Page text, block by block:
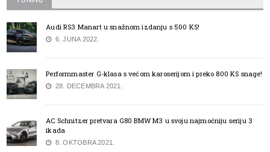
Audi RS3 Manart u snažnom izdanju s 500 KS!
6. JUNA 2022.
Performmaster G-klasa s većom karoserijom i preko 800 KS snage!
28. DECEMBRA 2021.
AC Schnitzer pretvara G80 BMW M3 u svoju najmoćniju seriju 3
ikada
8. OKTOBRA 2021.